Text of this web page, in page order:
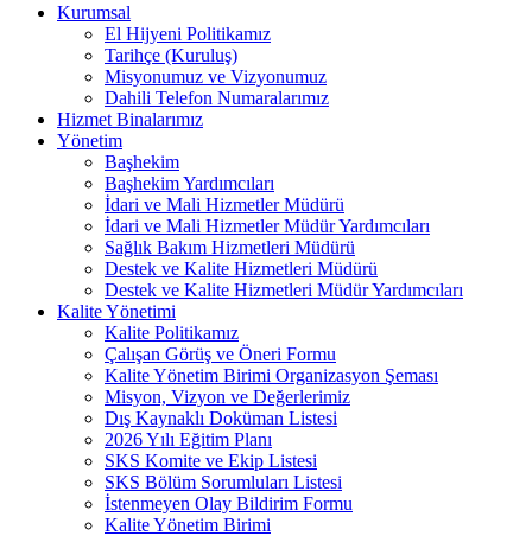
Kurumsal
El Hijyeni Politikamız
Tarihçe (Kuruluş)
Misyonumuz ve Vizyonumuz
Dahili Telefon Numaralarımız
Hizmet Binalarımız
Yönetim
Başhekim
Başhekim Yardımcıları
İdari ve Mali Hizmetler Müdürü
İdari ve Mali Hizmetler Müdür Yardımcıları
Sağlık Bakım Hizmetleri Müdürü
Destek ve Kalite Hizmetleri Müdürü
Destek ve Kalite Hizmetleri Müdür Yardımcıları
Kalite Yönetimi
Kalite Politikamız
Çalışan Görüş ve Öneri Formu
Kalite Yönetim Birimi Organizasyon Şeması
Misyon, Vizyon ve Değerlerimiz
Dış Kaynaklı Doküman Listesi
2026 Yılı Eğitim Planı
SKS Komite ve Ekip Listesi
SKS Bölüm Sorumluları Listesi
İstenmeyen Olay Bildirim Formu
Kalite Yönetim Birimi